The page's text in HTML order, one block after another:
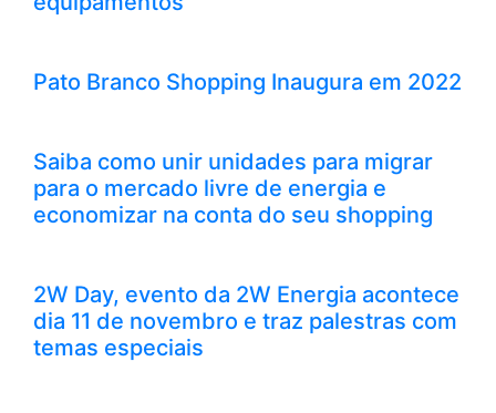
Pato Branco Shopping Inaugura em 2022
Saiba como unir unidades para migrar
para o mercado livre de energia e
economizar na conta do seu shopping
2W Day, evento da 2W Energia acontece
dia 11 de novembro e traz palestras com
temas especiais